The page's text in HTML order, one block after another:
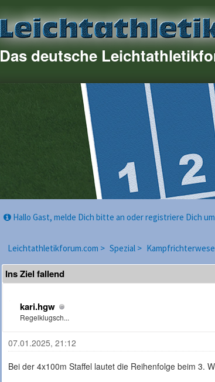
Das deutsche
Hallo Gast, melde Dich bitte an oder registriere Dich
Leichtathletikforum.com > Spezial >
Ins Ziel fallend
kari.hgw
Regelklugsch...
07.01.2025, 21:12
Bei der 4x100m Staffel lautet die Reihenfolge beim 3.